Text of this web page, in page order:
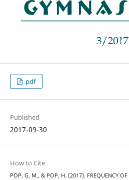
pdf
Published
2017-09-30
How to Cite
POP, G. M., & POP, H. (2017). FREQUENCY